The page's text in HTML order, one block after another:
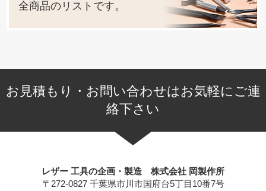
全商品のリストです。
お見積もり・お問い合わせはお気軽にご連
絡下さい
レザー 工具の企画・製造 株式会社 岡製作所
〒272-0827 千葉県市川市国府台5丁目10番7号